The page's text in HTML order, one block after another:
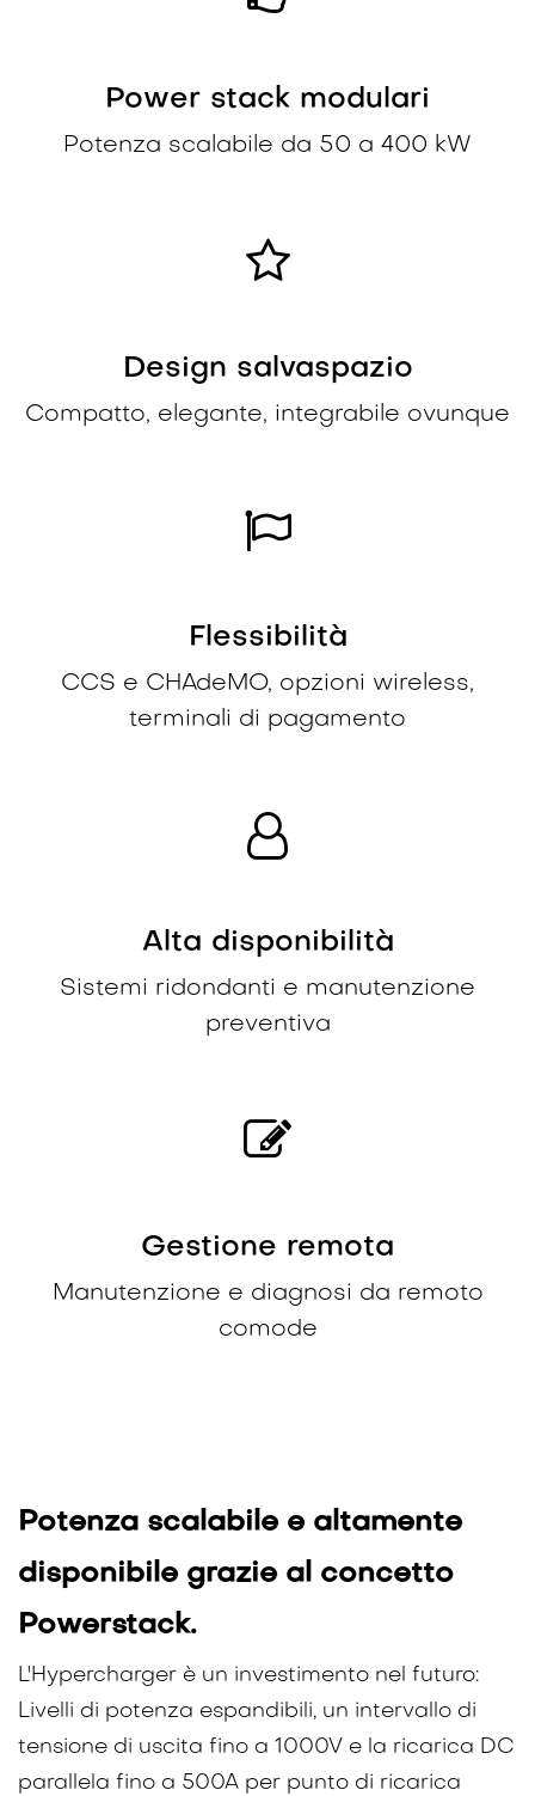
Power stack modulari
Potenza scalabile da 50 a 400 kW
Design salvaspazio
Compatto, elegante, integrabile ovunque
Flessibilità
CCS e CHAdeMO, opzioni wireless,
terminali di pagamento
Alta disponibilità
Sistemi ridondanti e manutenzione
preventiva
Gestione remota
Manutenzione e diagnosi da remoto
comode
Potenza scalabile e altamente
disponibile grazie al concetto
Powerstack.
L'Hypercharger è un investimento nel futuro:
Livelli di potenza espandibili, un intervallo di
tensione di uscita fino a 1000V e la ricarica DC
parallela fino a 500A per punto di ricarica